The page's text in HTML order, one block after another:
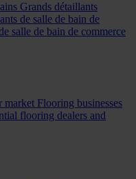
Grands détaillants
de salle de bain de
salle de bain de commerce
market Flooring businesses
flooring dealers and